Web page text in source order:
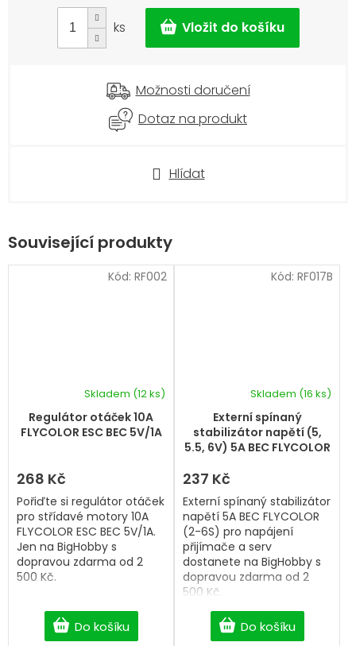
Hlídat
cena:
ks
Možnosti doručení
Dotaz na produkt
Související produkty
Regulátor otáček 10A
FLYCOLOR ESC BEC 5V/1A
Skladem (12 ks)
268 Kč
Do košíku
Pořiďte si regulátor otáček
pro střídavé motory 10A
FLYCOLOR ESC BEC 5V/1A.
Jen na BigHobby s
dopravou zdarma od 2
500 Kč.
Kód: RF002
Externí spínaný
stabilizátor napětí (5,
5.5, 6V) 5A BEC FLYCOLOR
Skladem (16 ks)
237 Kč
Do košíku
Externí spínaný stabilizátor
napětí 5A BEC FLYCOLOR
(2-6S) pro napájení
přijímače a serv
dostanete na BigHobby s
dopravou zdarma od 2
500 Kč.
Kód: RF017B